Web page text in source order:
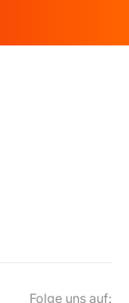
Folge uns auf: